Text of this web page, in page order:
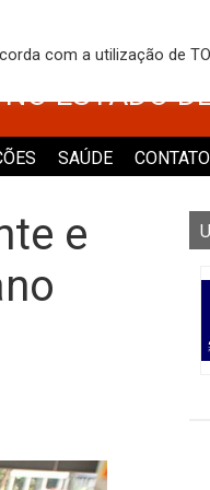
NO
ESTADO
SAÚDE CONTATO
e
com a utilização de